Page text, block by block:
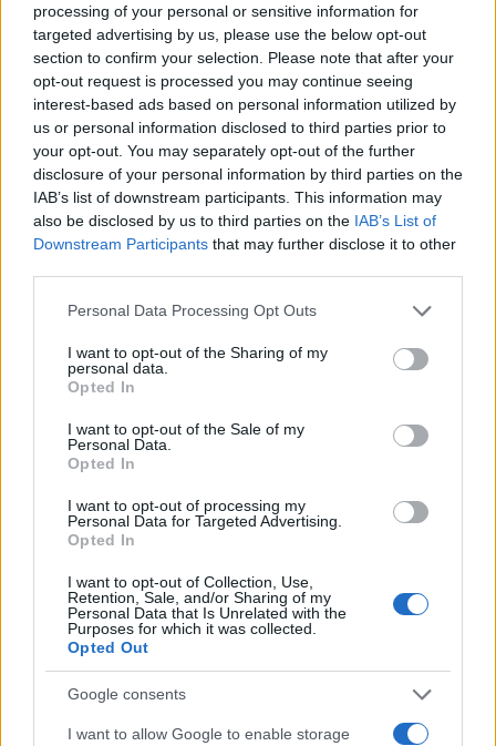
processing of your personal or sensitive information for
targeted advertising by us, please use the below opt-out
section to confirm your selection. Please note that after your
opt-out request is processed you may continue seeing
interest-based ads based on personal information utilized by
us or personal information disclosed to third parties prior to
your opt-out. You may separately opt-out of the further
disclosure of your personal information by third parties on the
IAB’s list of downstream participants. This information may
also be disclosed by us to third parties on the IAB’s List of
Downstream Participants that may further disclose it to other
Please note that this website/app uses one or more Google
not limited to your visit or usage behaviour. You may click to
grant or deny consent to Google and its third-party tags to
use your data for below specified purposes in below Google
consent section.
Personal Data Processing Opt Outs
I want to opt-out of the Sharing of my
personal data.
Opted In
I want to opt-out of the Sale of my
Personal Data.
Opted In
I want to opt-out of processing my
Personal Data for Targeted Advertising.
Opted In
I want to opt-out of Collection, Use,
Retention, Sale, and/or Sharing of my
Personal Data that Is Unrelated with the
Purposes for which it was collected.
Opted Out
Google consents
I want to allow Google to enable storage
generaciones de cocteleros.
AUTOR
María Vázquez
María Vázquez, zaragozana de 38 años con
gafas y mirada analítica, rememora haber
cubierto la crecida del Ebro en 2015 desde la
ribera del Actur. Afirma la necesidad de rigor
y contexto en cada pieza; es licenciada en
Historia por la Universidad de Zaragoza y
mantiene una columna semanal sobre vida